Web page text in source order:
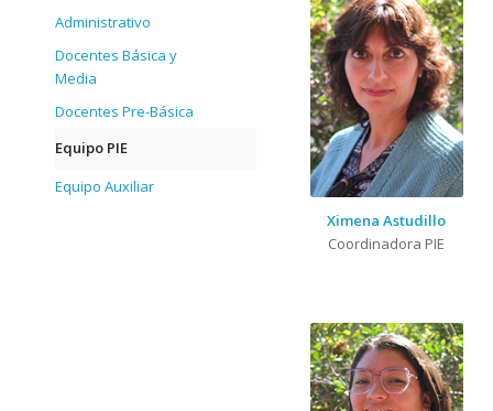
Ximena Astudillo
Coordinadora PIE
Administrativo
Docentes Básica y
Media
Docentes Pre-Básica
Equipo PIE
Equipo Auxiliar